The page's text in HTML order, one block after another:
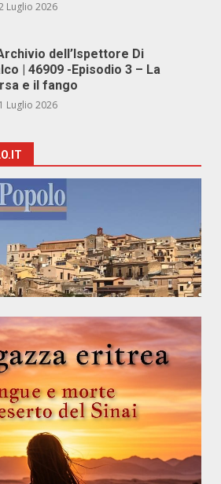
Luglio 2026
dell’Ispettore Di
| 46909 -Episodio 3 – La
e il fango
1 Luglio 2026